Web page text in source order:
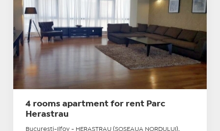
4 rooms apartment for rent Parc
Herastrau
Bucuresti-Ilfov - HERASTRAU (SOSEAUA NORDULUI),